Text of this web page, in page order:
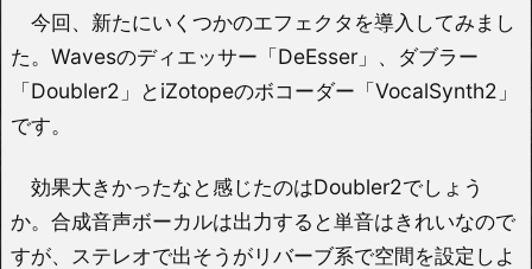
今回、新たにいくつかのエフェクタを導入してみまし
た。Wavesのディエッサー「DeEsser」、ダブラー
「Doubler2」とiZotopeのボコーダー「VocalSynth2」
です。
効果大きかったなと感じたのはDoubler2でしょう
か。合成音声ボーカルは出力すると単音はきれいなので
すが、ステレオで出そうがリバーブ系で空間を設定しよ